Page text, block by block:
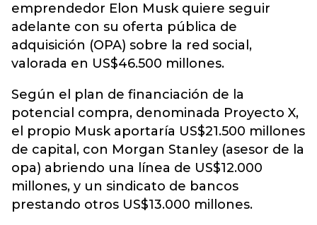
emprendedor Elon Muskquiere seguir
adelante con su oferta pública de
adquisición (OPA) sobre la red social,
valorada en US$46.500 millones.
Según el plan de financiación de la
potencial compra, denominada Proyecto X,
el propio Musk aportaría US$21.500 millones
de capital, con Morgan Stanley (asesor de la
opa) abriendo una línea de US$12.000
millones, y un sindicato de bancos
prestando otros US$13.000 millones.